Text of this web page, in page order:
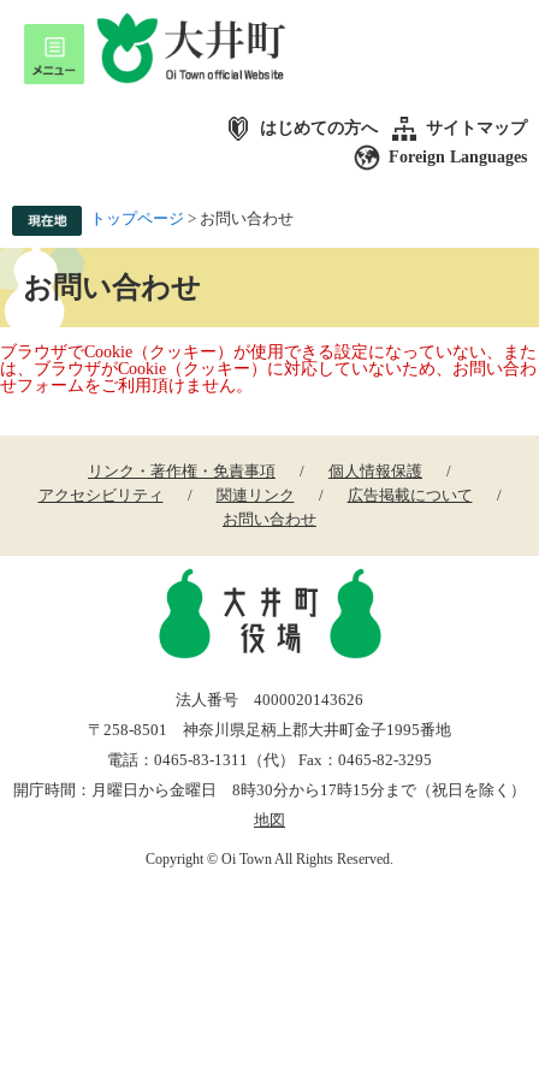
はじめての方へ
サイトマップ
Foreign Languages
トップページ > お問い合わせ
お問い合わせ
ブラウザでCookie（クッキー）が使用できる設定になっていない、また
は、ブラウザがCookie（クッキー）に対応していないため、お問い合わ
せフォームをご利用頂けません。
リンク・著作権・免責事項
個人情報保護
アクセシビリティ
関連リンク
広告掲載について
お問い合わせ
法人番号 4000020143626
〒258-8501 神奈川県足柄上郡大井町金子1995番地
電話：0465-83-1311（代） Fax：0465-82-3295
開庁時間：月曜日から金曜日 8時30分から17時15分まで（祝日を除く）
地図
Copyright © Oi Town All Rights Reserved.